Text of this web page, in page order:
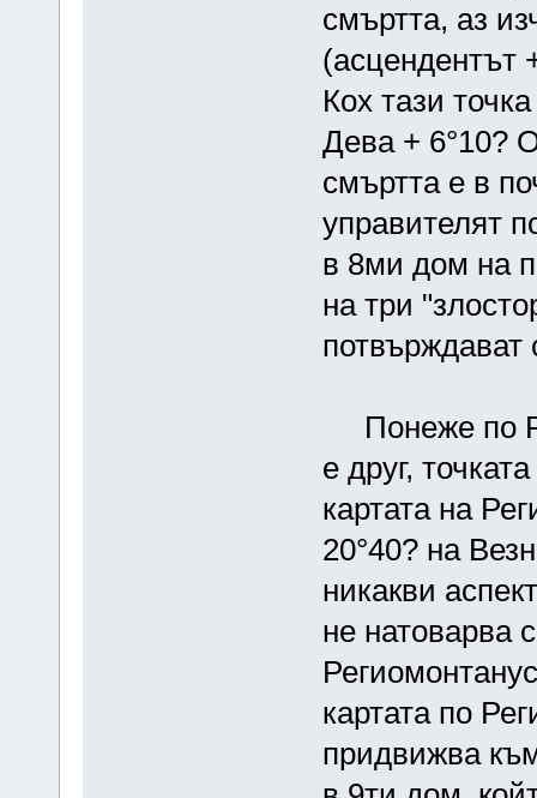
смъртта, аз
(асцендентът
Кох тази
Дева + 6°10?
смъртта е в
управителят
в 8ми дом на
на три
потвърждават
Понеже по
е друг,
картата на
20°40? на
никакви
не натоварва
картата по
придвижва